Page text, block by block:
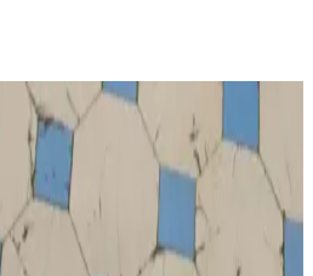
İçin Hafif, Pratik ve
bagaj yükünü azaltarak
sağlar. Minimalist paketleme ve
daha pratik ve esnek hale gelir.